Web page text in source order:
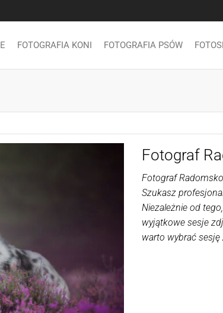
FOTOGRAFIA KONI FOTOGRAFIA PSÓW
Fotograf
Fotograf
Szukasz
Niezależnie od
wyjątkowe sesje
warto wybrać sesję